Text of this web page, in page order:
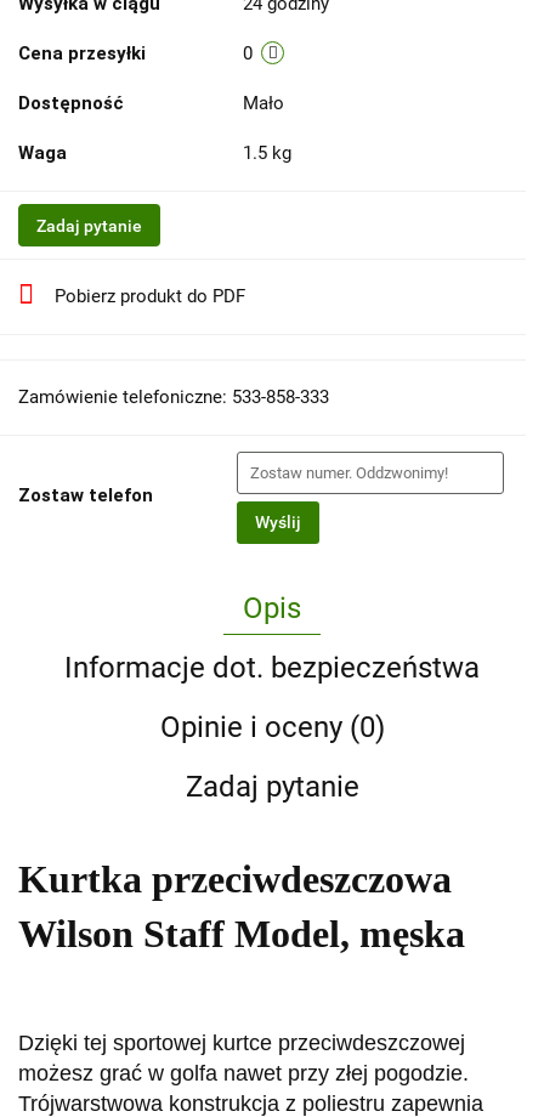
Cena przesyłki 0
Dostępność Mało
Waga 1.5 kg
Zadaj pytanie
Pobierz produkt do PDF
Zamówienie telefoniczne: 533-858-333
Zostaw telefon
Wyślij
Opis
Informacje dot. bezpieczeństwa
Opinie i oceny (0)
Zadaj pytanie
Kurtka przeciwdeszczowa
Wilson Staff Model, męska
Dzięki tej sportowej kurtce przeciwdeszczowej
możesz grać w golfa nawet przy złej pogodzie.
Trójwarstwowa konstrukcja z poliestru zapewnia